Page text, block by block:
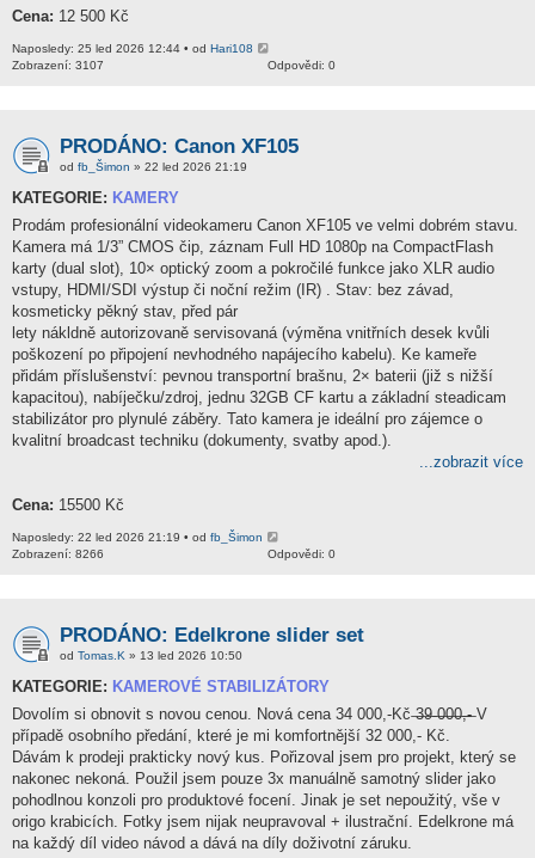
Cena: 12 500 Kč
Naposledy: 25 led 2026 12:44 • od Hari108
Odpovědi: 0
Zobrazení: 3107
PRODÁNO: Canon XF105
od fb_Šimon » 22 led 2026 21:19
KATEGORIE: KAMERY
Prodám profesionální videokameru Canon XF105 ve velmi dobrém stavu.
Kamera má 1/3” CMOS čip, záznam Full HD 1080p na CompactFlash
karty (dual slot), 10× optický zoom a pokročilé funkce jako XLR audio
vstupy, HDMI/SDI výstup či noční režim (IR) . Stav: bez závad,
kosmeticky pěkný stav, před pár
lety nákldně autorizovaně servisovaná (výměna vnitřních desek kvůli
poškození po připojení nevhodného napájecího kabelu). Ke kameře
přidám příslušenství: pevnou transportní brašnu, 2× baterii (již s nižší
kapacitou), nabíječku/zdroj, jednu 32GB CF kartu a základní steadicam
stabilizátor pro plynulé záběry. Tato kamera je ideální pro zájemce o
kvalitní broadcast techniku (dokumenty, svatby apod.).
...zobrazit více
Cena: 15500 Kč
Naposledy: 22 led 2026 21:19 • od fb_Šimon
Odpovědi: 0
Zobrazení: 8266
PRODÁNO: Edelkrone slider set
od Tomas.K » 13 led 2026 10:50
KATEGORIE: KAMEROVÉ STABILIZÁTORY
Dovolím si obnovit s novou cenou. Nová cena 34 000,-Kč ̶3̶9̶ ̶0̶0̶0̶,̶-̶ V
případě osobního předání, které je mi komfortnější 32 000,- Kč.
Dávám k prodeji prakticky nový kus. Pořizoval jsem pro projekt, který se
nakonec nekoná. Použil jsem pouze 3x manuálně samotný slider jako
pohodlnou konzoli pro produktové focení. Jinak je set nepoužitý, vše v
origo krabicích. Fotky jsem nijak neupravoval + ilustrační. Edelkrone má
na každý díl video návod a dává na díly doživotní záruku.